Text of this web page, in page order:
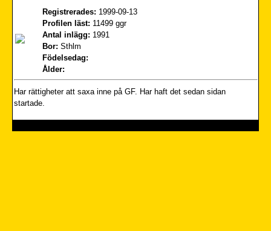
Registrerades: 1999-09-13
Profilen läst: 11499 ggr
Antal inlägg: 1991
Bor: Sthlm
Födelsedag:
Ålder:
Har rättigheter att saxa inne på GF. Har haft det sedan sidan
startade.